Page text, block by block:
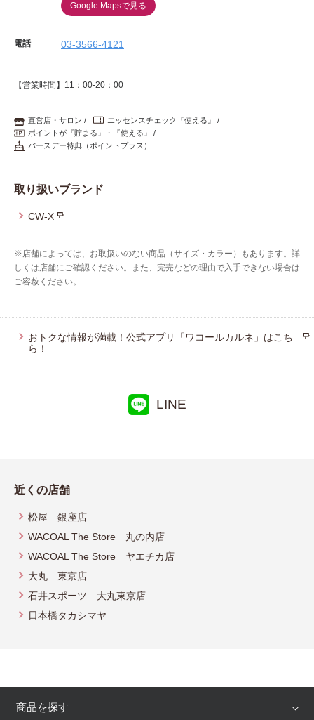
Google Mapsで見る
電話 03-3566-4121
【営業時間】11：00-20：00
直営店・サロン
エッセンスチェック『使える』
ポイントが『貯まる』・『使える』
バースデー特典（ポイントプラス）
取り扱いブランド
CW-X
※店舗によっては、お取扱いのない商品（サイズ・カラー）もあります。詳
しくは店舗にご確認ください。また、完売などの理由で入手できない場合は
ご容赦ください。
おトクな情報が満載！公式アプリ「ワコールカルネ」はこち
ら！
LINE
近くの店舗
松屋 銀座店
WACOAL The Store 丸の内店
WACOAL The Store ヤエチカ店
大丸 東京店
石井スポーツ 大丸東京店
日本橋タカシマヤ
商品を探す